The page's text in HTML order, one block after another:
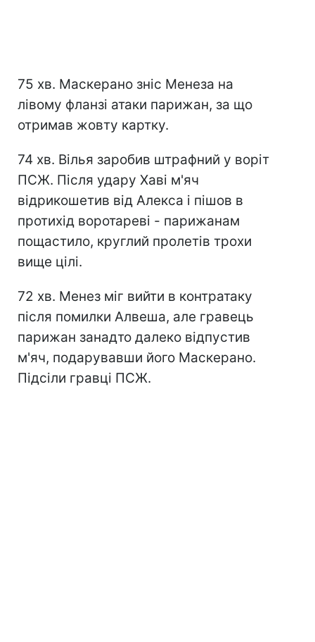
75 хв. Маскерано зніс Менеза на
лівому фланзі атаки парижан, за що
отримав жовту картку.
74 хв. Вілья заробив штрафний у воріт
ПСЖ. Після удару Хаві м'яч
відрикошетив від Алекса і пішов в
протихід воротареві - парижанам
пощастило, круглий пролетів трохи
вище цілі.
72 хв. Менез міг вийти в контратаку
після помилки Алвеша, але гравець
парижан занадто далеко відпустив
м'яч, подарувавши його Маскерано.
Підсіли гравці ПСЖ.